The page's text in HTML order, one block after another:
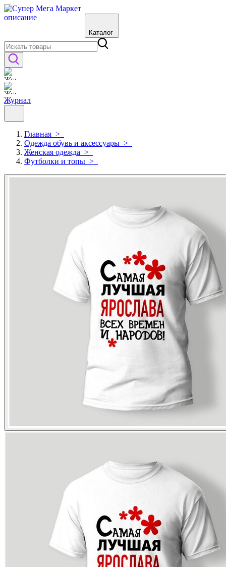
Каталог
Журнал
Главная >
Одежда обувь и аксессуары >
Женская одежда >
Футболки и топы >